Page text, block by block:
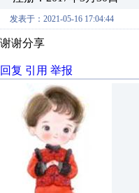
发表于：2021-05-16 17:04:44
谢谢分享
回复 引用 举报